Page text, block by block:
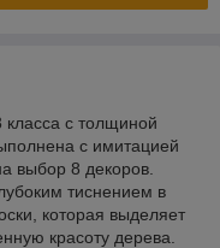
с толщиной
с имитацией
выбор 8 декоров.
тиснением в
которая выделяет
красоту дерева.